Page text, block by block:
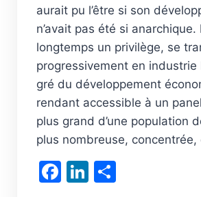
aurait pu l’être si son
n’avait pas été si anarchique.
longtemps un privilège, se
progressivement en industrie
gré du développement
rendant accessible à un
plus grand d’une population
plus nombreuse,
Facebook
LinkedIn